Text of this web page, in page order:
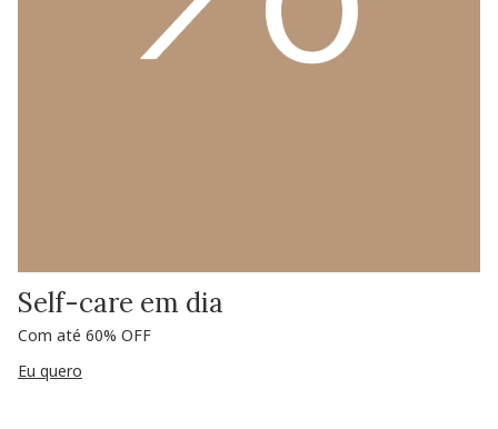
Self-care em dia
Com até 60% OFF
Eu quero